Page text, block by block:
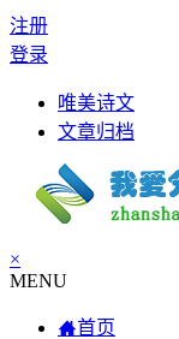
注册
登录
唯美诗文
文章归档
×
MENU
首页